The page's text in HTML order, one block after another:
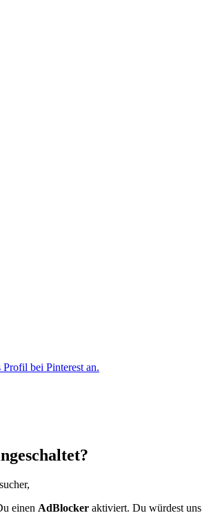
bei Pinterest an.
einen AdBlocker aktiviert. Du würdest uns